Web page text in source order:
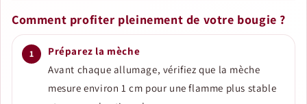
Comment profiter pleinement de votre bougie ?
Préparez la mèche
Avant chaque allumage, vérifiez que la mèche
mesure environ 1 cm pour une flamme plus stable